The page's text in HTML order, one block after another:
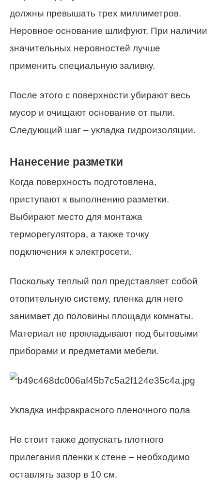
должны превышать трех миллиметров.
Неровное основание шлифуют. При наличии
значительных неровностей лучше
применить специальную заливку.
После этого с поверхности убирают весь
мусор и очищают основание от пыли.
Следующий шаг – укладка гидроизоляции.
Нанесение разметки
Когда поверхность подготовлена,
приступают к выполнению разметки.
Выбирают место для монтажа
терморегулятора, а также точку
подключения к электросети.
Поскольку теплый пол представляет собой
отопительную систему, пленка для него
занимает до половины площади комнаты.
Материал не прокладывают под бытовыми
приборами и предметами мебели.
Укладка инфракрасного пленочного пола
Не стоит также допускать плотного
прилегания пленки к стене – необходимо
оставлять зазор в 10 см.